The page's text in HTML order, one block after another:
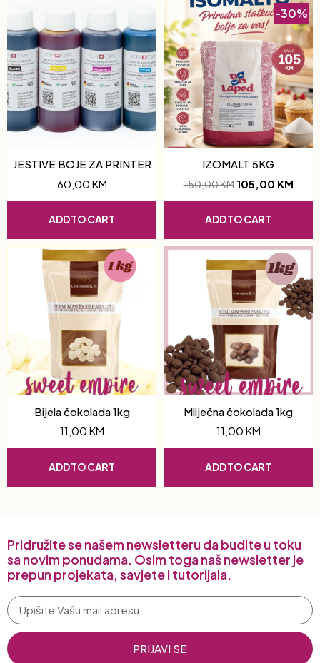
JESTIVE BOJE ZA PRINTER
60,00 KM
ADD TO CART
-30%
IZOMALT 5KG
150,00KM 105,00 KM
ADD TO CART
Bijela čokolada 1kg
11,00 KM
ADD TO CART
Mliječna čokolada 1kg
11,00 KM
ADD TO CART
Pridružite se našem newsletteru da budite u toku
sa novim ponudama. Osim toga naš newsletter je
prepun projekata, savjete i tutorijala.
PRIJAVI SE